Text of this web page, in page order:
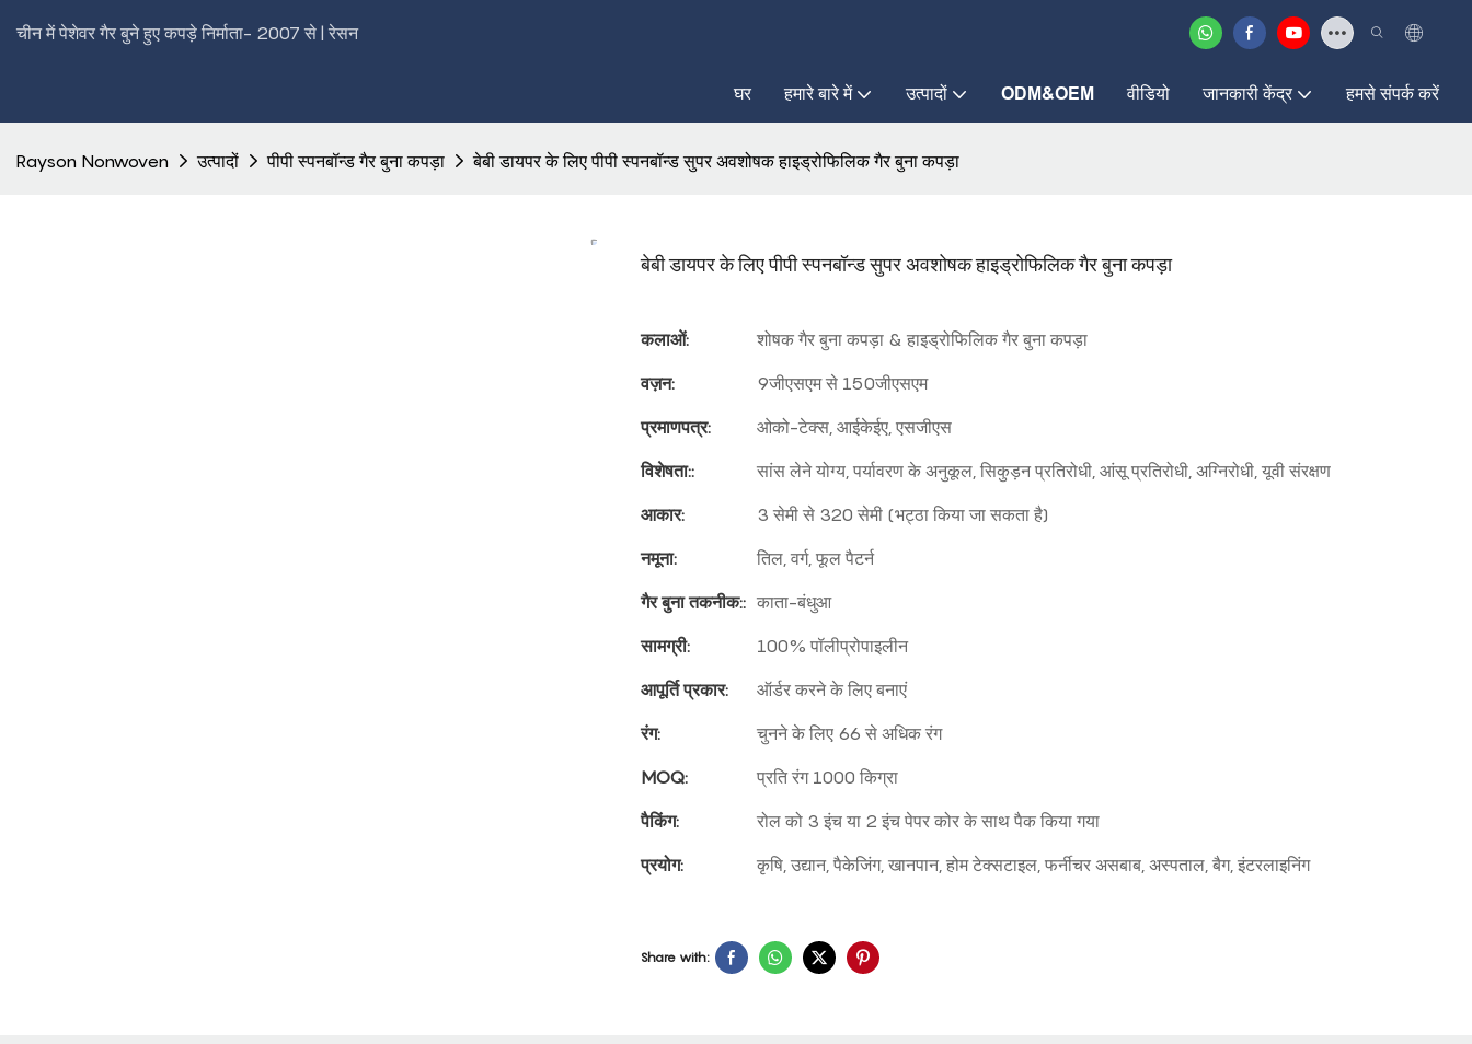
चीन में पेशेवर गैर बुने हुए कपड़े निर्माता- 2007 से | रेसन
घर हमारे बारे में उत्पादों ODM&OEM वीडियो जानकारी केंद्र हमसे संपर्क करें
Rayson Nonwoven उत्पादों पीपी स्पनबॉन्ड गैर बुना कपड़ा बेबी डायपर के लिए पीपी स्पनबॉन्ड सुपर अवशोषक हाइड्रोफिलिक गैर बुना कपड़ा
बेबी डायपर के लिए पीपी स्पनबॉन्ड सुपर अवशोषक हाइड्रोफिलिक गैर बुना कपड़ा
कलाओं:
शोषक गैर बुना कपड़ा & हाइड्रोफिलिक गैर बुना कपड़ा
वज़न:
9जीएसएम से 150जीएसएम
प्रमाणपत्र:
ओको-टेक्स, आईकेईए, एसजीएस
विशेषता::
सांस लेने योग्य, पर्यावरण के अनुकूल, सिकुड़न प्रतिरोधी, आंसू प्रतिरोधी, अग्निरोधी, यूवी संरक्षण
आकार:
3 सेमी से 320 सेमी (भट्ठा किया जा सकता है)
नमूना:
तिल, वर्ग, फूल पैटर्न
गैर बुना तकनीक:: काता-बंधुआ
सामग्री:
100% पॉलीप्रोपाइलीन
आपूर्ति प्रकार:
ऑर्डर करने के लिए बनाएं
रंग:
चुनने के लिए 66 से अधिक रंग
MOQ:
प्रति रंग 1000 किग्रा
पैकिंग:
रोल को 3 इंच या 2 इंच पेपर कोर के साथ पैक किया गया
प्रयोग:
कृषि, उद्यान, पैकेजिंग, खानपान, होम टेक्सटाइल, फर्नीचर असबाब, अस्पताल, बैग, इंटरलाइनिंग
Share with: